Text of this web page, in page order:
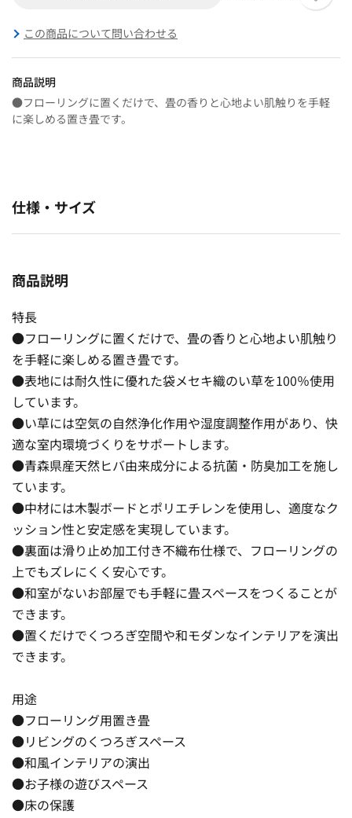
この商品について問い合わせる
商品説明
●フローリングに置くだけで、畳の香りと心地よい肌触りを手軽
に楽しめる置き畳です。
仕様・サイズ
商品説明
特長
●フローリングに置くだけで、畳の香りと心地よい肌触り
を手軽に楽しめる置き畳です。
●表地には耐久性に優れた袋メセキ織のい草を100％使用
しています。
●い草には空気の自然浄化作用や湿度調整作用があり、快
適な室内環境づくりをサポートします。
●青森県産天然ヒバ由来成分による抗菌・防臭加工を施し
ています。
●中材には木製ボードとポリエチレンを使用し、適度なク
ッション性と安定感を実現しています。
●裏面は滑り止め加工付き不織布仕様で、フローリングの
上でもズレにくく安心です。
●和室がないお部屋でも手軽に畳スペースをつくることが
できます。
●置くだけでくつろぎ空間や和モダンなインテリアを演出
できます。
用途
●フローリング用置き畳
●リビングのくつろぎスペース
●和風インテリアの演出
●お子様の遊びスペース
●床の保護